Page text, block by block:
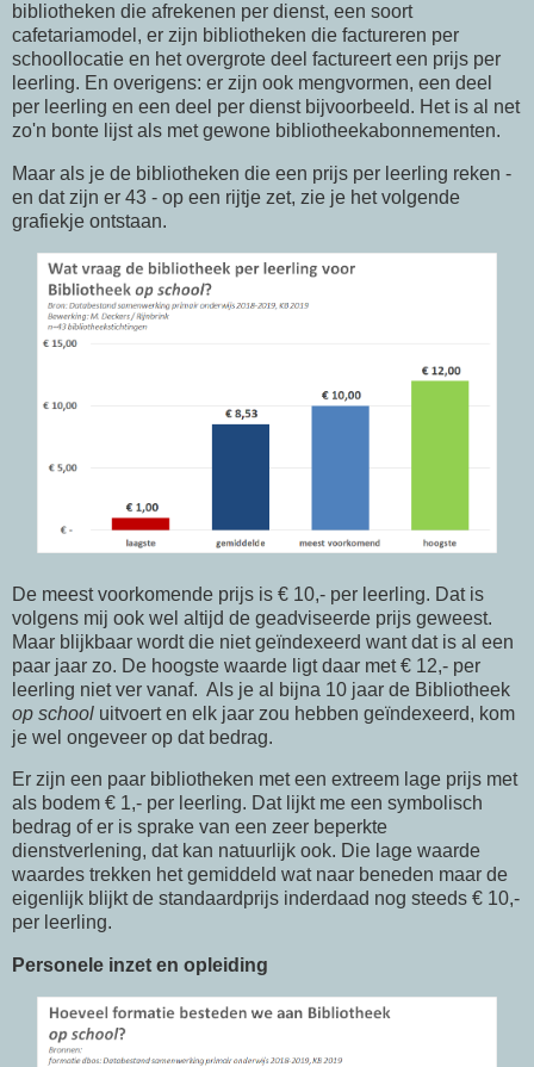
bibliotheken die afrekenen per dienst, een soort
cafetariamodel, er zijn bibliotheken die factureren per
schoollocatie en het overgrote deel factureert een prijs per
leerling. En overigens: er zijn ook mengvormen, een deel
per leerling en een deel per dienst bijvoorbeeld. Het is al net
zo'n bonte lijst als met gewone bibliotheekabonnementen.
Maar als je de bibliotheken die een prijs per leerling reken -
en dat zijn er 43 - op een rijtje zet, zie je het volgende
grafiekje ontstaan.
De meest voorkomende prijs is € 10,- per leerling. Dat is
volgens mij ook wel altijd de geadviseerde prijs geweest.
Maar blijkbaar wordt die niet geïndexeerd want dat is al een
paar jaar zo. De hoogste waarde ligt daar met € 12,- per
leerling niet ver vanaf. Als je al bijna 10 jaar de Bibliotheek
op school uitvoert en elk jaar zou hebben geïndexeerd, kom
je wel ongeveer op dat bedrag.
Er zijn een paar bibliotheken met een extreem lage prijs met
als bodem € 1,- per leerling. Dat lijkt me een symbolisch
bedrag of er is sprake van een zeer beperkte
dienstverlening, dat kan natuurlijk ook. Die lage waarde
waardes trekken het gemiddeld wat naar beneden maar de
eigenlijk blijkt de standaardprijs inderdaad nog steeds € 10,-
per leerling.
Personele inzet en opleiding